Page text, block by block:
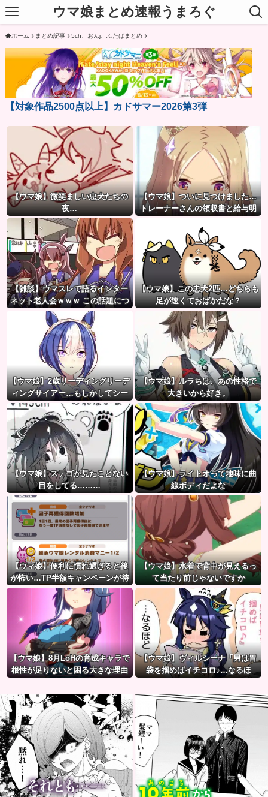
ウマ娘まとめ速報うまろぐ
ホーム まとめ記事 5ch、おんj、ふたばまとめ
【対象作品2500点以上】カドサマー2026第3弾
【ウマ娘】微笑ましい忠犬たちの
夜…
【ウマ娘】ついに見つけました…
トレーナーさんの領収書と給与明
【雑談】ウマスレで語るインター
ネット老人会ｗｗｗ この話題につ
いていけないってマジ…！？
【ウマ娘】この忠犬2匹…どちらも
足が速くておばかだな？
【ウマ娘】2歳リーディングリーデ
ィングサイアー…もしかしてシー
ザリオって凄いのでは？
【ウマ娘】ルラちは、あの性格で
大きいから好き。
【ウマ娘】ステゴが見たことない
目をしてる………
【ウマ娘】ライトオって地味に曲
線ボディだよな
【ウマ娘】便利に慣れ過ぎると後
が怖い…TP半額キャンペーンが待
ち遠しいわね
【ウマ娘】水着で背中が見えるっ
て当たり前じゃないですか
【ウマ娘】8月LoHの育成キャラで
根性が足りないと困る大きな理由
021必要」
【ウマ娘】ヴィルシーナ「男は胃
袋を掴めばイチコロ♪…なるほ
（アカン）